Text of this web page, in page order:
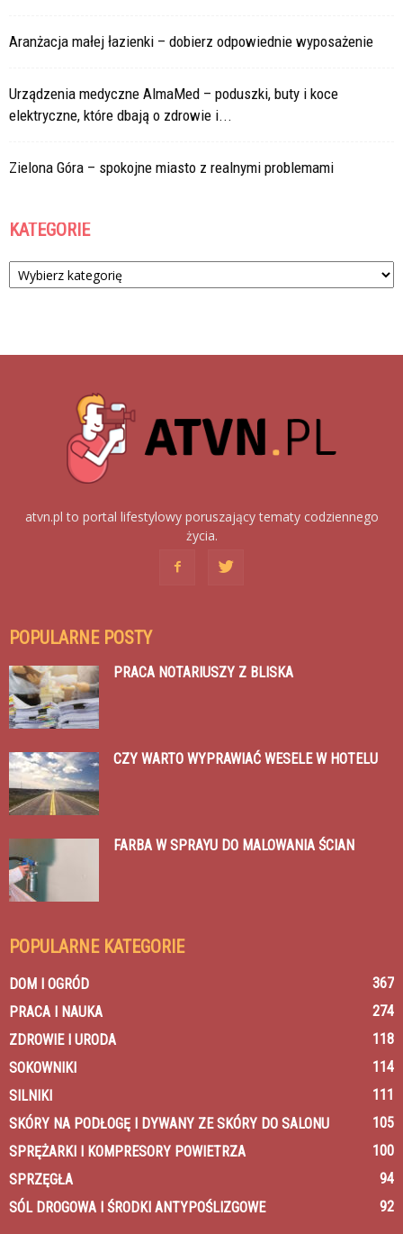
Aranżacja małej łazienki – dobierz odpowiednie wyposażenie
Urządzenia medyczne AlmaMed – poduszki, buty i koce
elektryczne, które dbają o zdrowie i...
Zielona Góra – spokojne miasto z realnymi problemami
KATEGORIE
Kategorie
atvn.pl to portal lifestylowy poruszający tematy codziennego
życia.
POPULARNE POSTY
PRACA NOTARIUSZY Z BLISKA
CZY WARTO WYPRAWIAĆ WESELE W HOTELU
FARBA W SPRAYU DO MALOWANIA ŚCIAN
POPULARNE KATEGORIE
DOM I OGRÓD
367
PRACA I NAUKA
274
ZDROWIE I URODA
118
SOKOWNIKI
114
SILNIKI
111
SKÓRY NA PODŁOGĘ I DYWANY ZE SKÓRY DO SALONU
105
SPRĘŻARKI I KOMPRESORY POWIETRZA
100
SPRZĘGŁA
94
SÓL DROGOWA I ŚRODKI ANTYPOŚLIZGOWE
92